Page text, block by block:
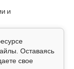
и
Оставаясь
свое